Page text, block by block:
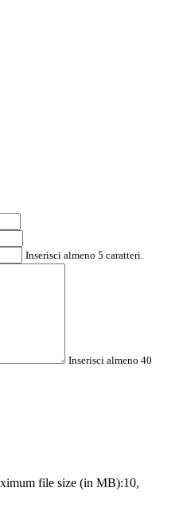
Inserisci almeno 5 caratteri.
Inserisci almeno 40
file size (in MB):10,